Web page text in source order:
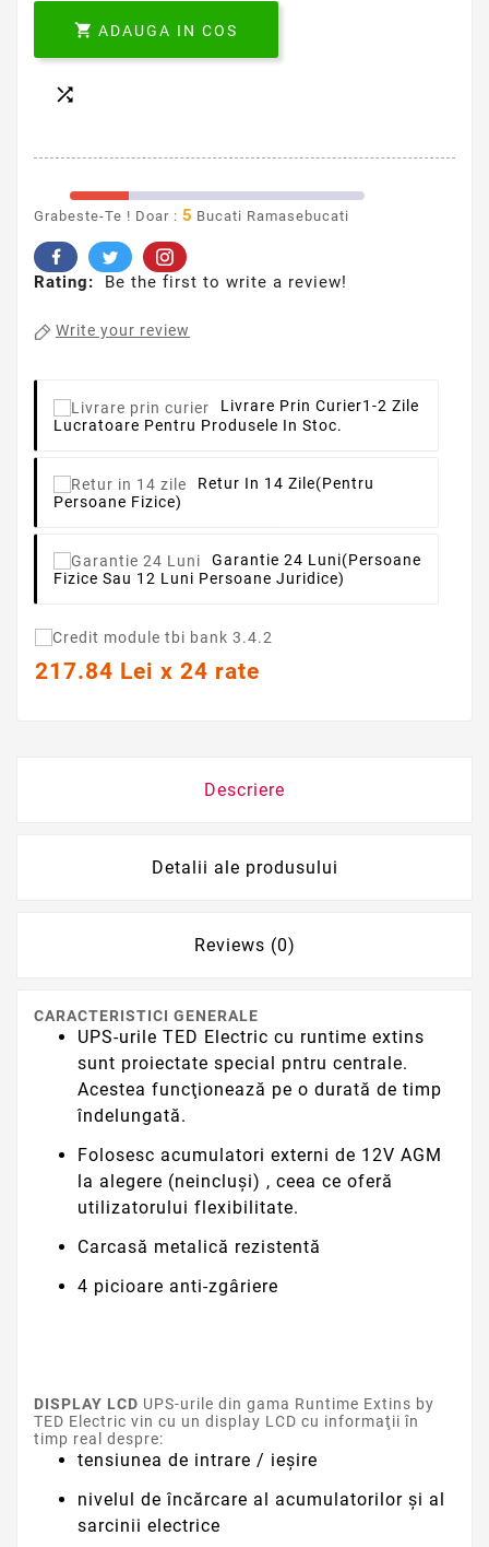
 ADAUGA IN COS

Grabeste-Te ! Doar : 5 Bucati Ramasebucati
Rating: Be the first to write a review!
Write your review
Livrare Prin Curier1-2 Zile
Lucratoare Pentru Produsele In Stoc.
Retur In 14 Zile(pentru
Persoane Fizice)
Garantie 24 Luni(persoane
Fizice Sau 12 Luni Persoane Juridice)
217.84 Lei x 24 rate
Descriere
Detalii ale produsului
Reviews (0)
CARACTERISTICI GENERALE
UPS-urile TED Electric cu runtime extins
sunt proiectate special pntru centrale.
Acestea funcţionează pe o durată de timp
îndelungată.
Folosesc acumulatori externi de 12V AGM
la alegere (neincluși) , ceea ce oferă
utilizatorului flexibilitate.
Carcasă metalică rezistentă
4 picioare anti-zgâriere
DISPLAY LCD UPS-urile din gama Runtime Extins by
TED Electric vin cu un display LCD cu informaţii în
timp real despre:
tensiunea de intrare / ieşire
nivelul de încărcare al acumulatorilor şi al
sarcinii electrice